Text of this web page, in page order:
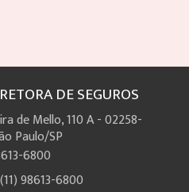
DE SEGUROS
de Mello, 110 A - 02258-
Paulo/SP
6800
(11) 98613-6800